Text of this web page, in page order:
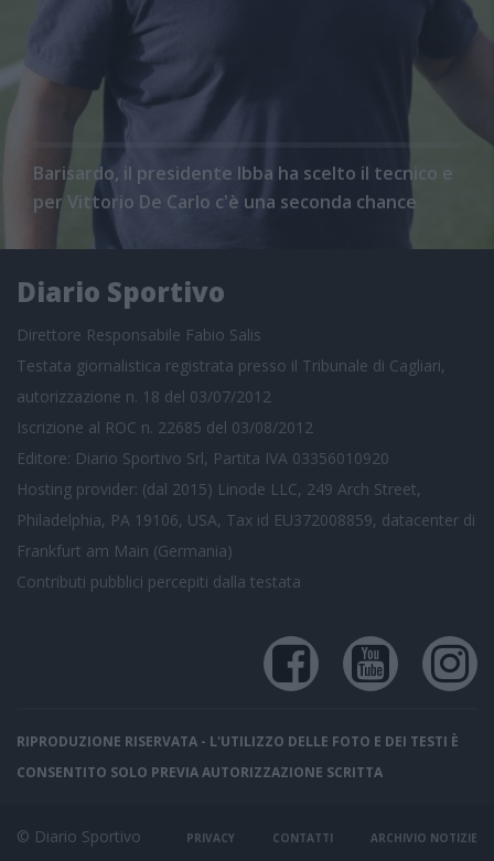
Barisardo, il presidente Ibba ha scelto il tecnico e
per Vittorio De Carlo c'è una seconda chance
Diario Sportivo
Direttore Responsabile Fabio Salis
Testata giornalistica registrata presso il Tribunale di Cagliari,
autorizzazione n. 18 del 03/07/2012
Iscrizione al ROC n. 22685 del 03/08/2012
Editore: Diario Sportivo Srl, Partita IVA 03356010920
Hosting provider: (dal 2015) Linode LLC, 249 Arch Street,
Philadelphia, PA 19106, USA, Tax id EU372008859, datacenter di
Frankfurt am Main (Germania)
Contributi pubblici percepiti dalla testata
RIPRODUZIONE RISERVATA - L'UTILIZZO DELLE FOTO E DEI TESTI È
CONSENTITO SOLO PREVIA AUTORIZZAZIONE SCRITTA
© Diario Sportivo PRIVACY CONTATTI ARCHIVIO NOTIZIE